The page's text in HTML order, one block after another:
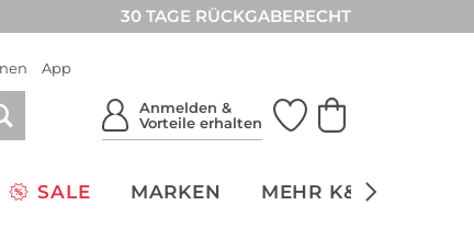
30 TAGE RÜCKGABERECHT
App
Anmelden &
Vorteile erhalten
SALE MARKEN MEHR K&Ö